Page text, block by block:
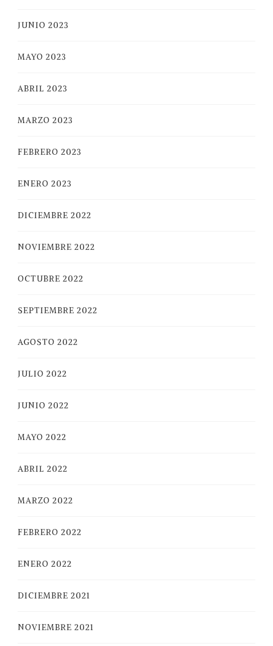
JUNIO 2023
MAYO 2023
ABRIL 2023
MARZO 2023
FEBRERO 2023
ENERO 2023
DICIEMBRE 2022
NOVIEMBRE 2022
OCTUBRE 2022
SEPTIEMBRE 2022
AGOSTO 2022
JULIO 2022
JUNIO 2022
MAYO 2022
ABRIL 2022
MARZO 2022
FEBRERO 2022
ENERO 2022
DICIEMBRE 2021
NOVIEMBRE 2021